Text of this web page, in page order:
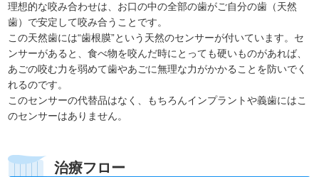
理想的な咬み合わせは、お口の中の全部の歯がご自分の歯（天然
歯）で安定して咬み合うことです。
この天然歯には“歯根膜”という天然のセンサーが付いています。セ
ンサーがあると、食べ物を咬んだ時にとっても硬いものがあれば、
あごの咬む力を弱めて歯やあごに無理な力がかかることを防いでく
れるのです。
このセンサーの代替品はなく、もちろんインプラントや義歯にはこ
のセンサーはありません。
治療フロー